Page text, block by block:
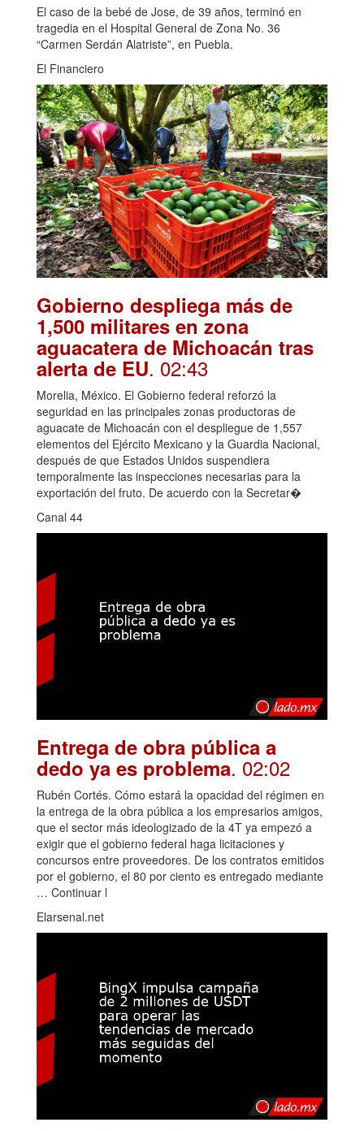
El caso de la bebé de Jose, de 39 años, terminó en
tragedia en el Hospital General de Zona No. 36
“Carmen Serdán Alatriste”, en Puebla.
El Financiero
Gobierno despliega más de
1,500 militares en zona
aguacatera de Michoacán tras
alerta de EU. 02:43
Morelia, México. El Gobierno federal reforzó la
seguridad en las principales zonas productoras de
aguacate de Michoacán con el despliegue de 1,557
elementos del Ejército Mexicano y la Guardia Nacional,
después de que Estados Unidos suspendiera
temporalmente las inspecciones necesarias para la
exportación del fruto. De acuerdo con la Secretar�
Canal 44
Entrega de obra pública a
dedo ya es problema. 02:02
Rubén Cortés. Cómo estará la opacidad del régimen en
la entrega de la obra pública a los empresarios amigos,
que el sector más ideologizado de la 4T ya empezó a
exigir que el gobierno federal haga licitaciones y
concursos entre proveedores. De los contratos emitidos
por el gobierno, el 80 por ciento es entregado mediante
… Continuar l
Elarsenal.net